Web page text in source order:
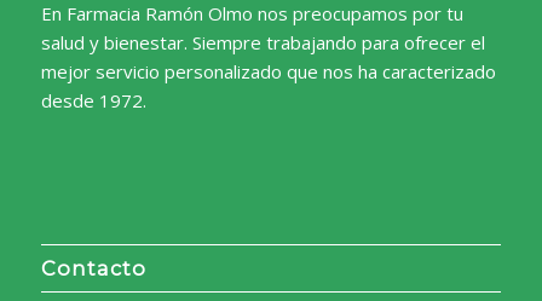
En Farmacia Ramón Olmo nos preocupamos por tu
salud y bienestar. Siempre trabajando para ofrecer el
mejor servicio personalizado que nos ha caracterizado
desde 1972.
Contacto